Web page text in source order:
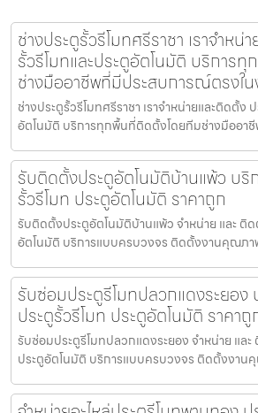
ช่างประตูรั้วรีโมทศรีราชา เราจำหน่
รั้วรีโมทและประตูอัตโนมัติ บริการ
ช่างมืออาชีพที่มีประสบการณ์ตรงใ
ช่างประตูรั้วรีโมทศรีราชา เราจำหน่ายและติดตั้ง
อัตโนมัติ บริการทุกพื้นที่ติดตั้งโดยทีมช่างมืออา
รับติดตั้งประตูอัตโนมัติบ้านแพ้ว บริ
รั้วรีโมท ประตูอัตโนมัติ ราคาถูก
รับติดตั้งประตูอัตโนมัติบ้านแพ้ว จำหน่าย และ ติด
อัตโนมัติ บริการแบบครบวงจร ติดตั้งงานคุณภา
รับซ่อมประตูรีโมทปลวกแดงระยอ
ประตูรั้วรีโมท ประตูอัตโนมัติ ราคาถู
รับซ่อมประตูรีโมทปลวกแดงระยอง จำหน่าย และ
ประตูอัตโนมัติ บริการแบบครบวงจร ติดตั้งงาน